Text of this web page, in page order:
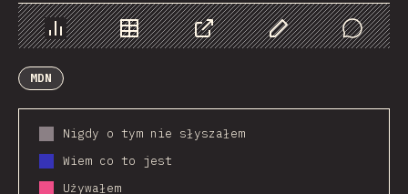
Chart Data Share Customize Data
Comments
MDN
Nigdy o tym nie słyszałem
Wiem co to jest
Używałem